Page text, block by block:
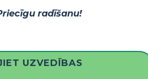
radīšanu!
UZVEDĪBAS